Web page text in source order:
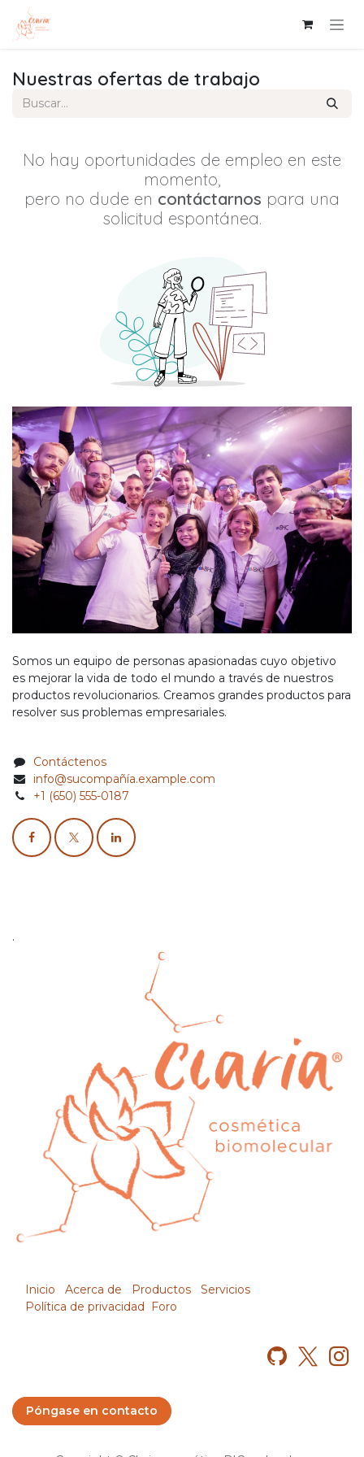
Ir al contenido
Nuestras ofertas de trabajo
No hay oportunidades de empleo en este
momento,
pero no dude en contáctarnos para una
solicitud espontánea.
Somos un equipo de personas apasionadas cuyo objetivo
es mejorar la vida de todo el mundo a través de nuestros
productos revolucionarios. Creamos grandes productos para
resolver sus problemas empresariales.
Contáctenos
info@sucompañía.example.com
+1 (650) 555-0187
.
Inicio Acerca de Productos
Servicios
Política de privacidad
Foro
Póngase en contacto